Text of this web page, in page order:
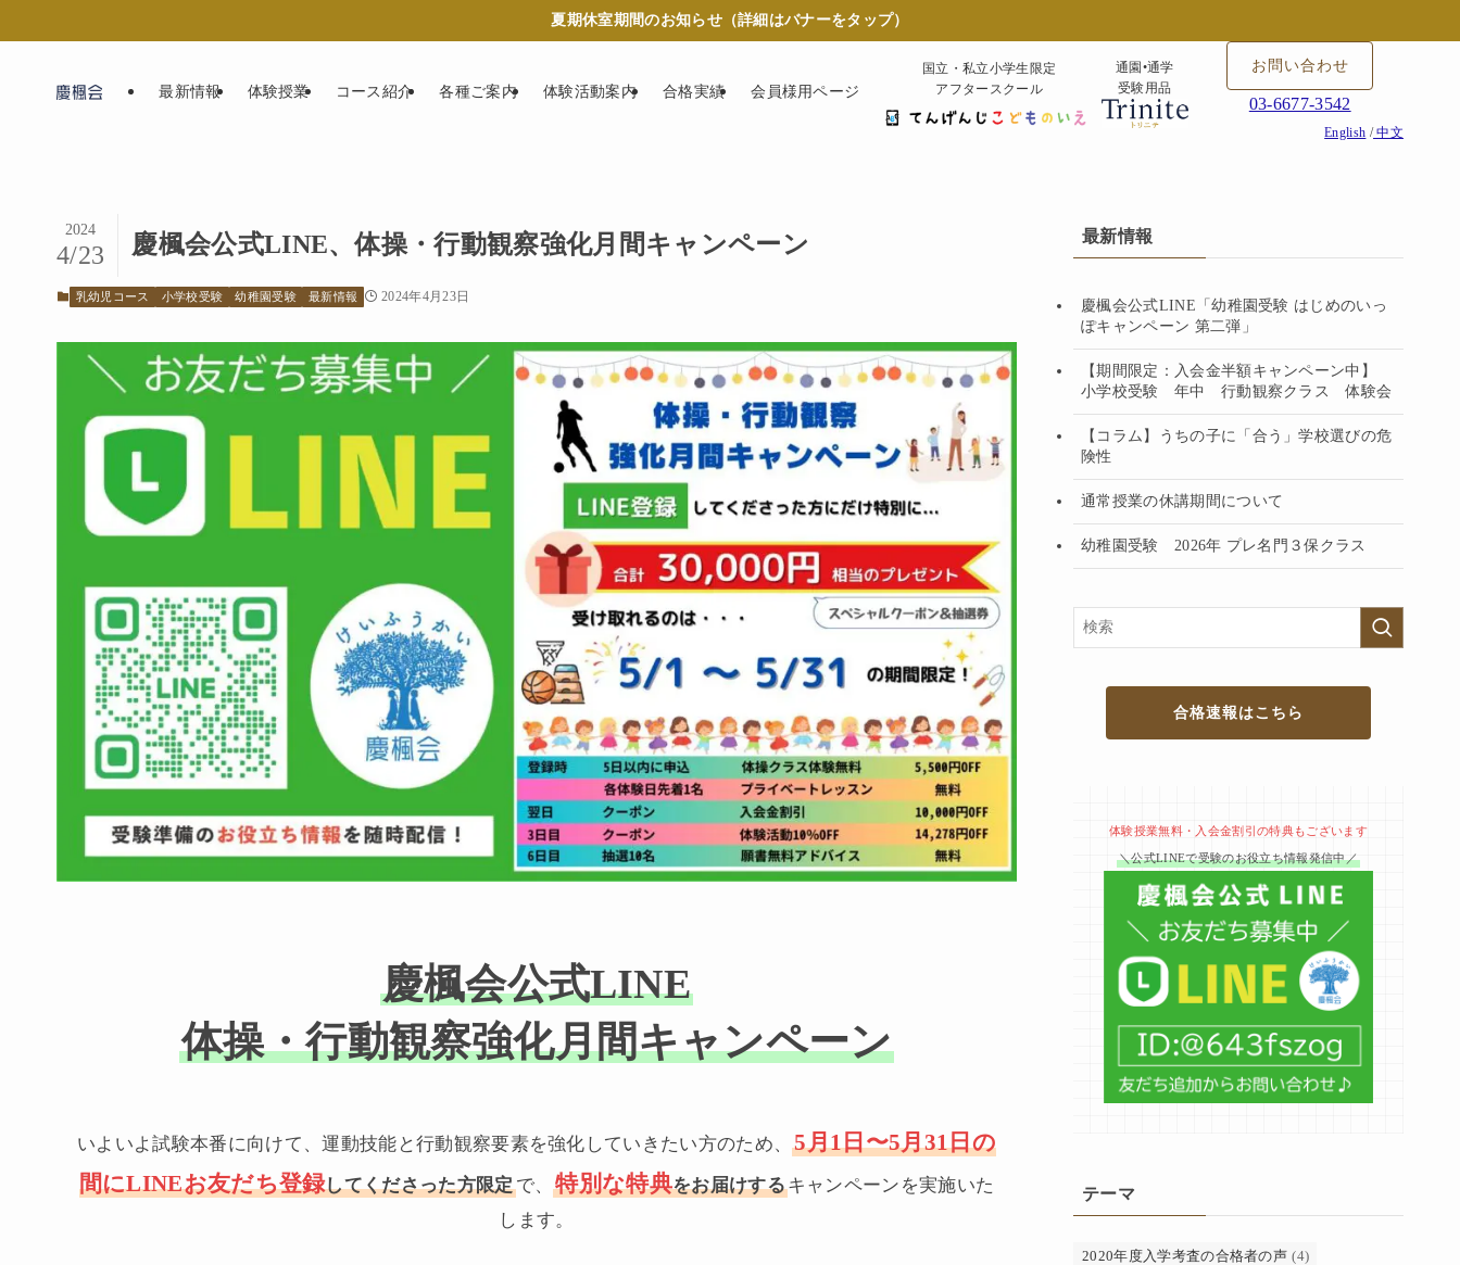
夏期休室期間のお知らせ（詳細はバナーをタップ）
最新情報 体験授業 コース紹介 各種ご案内 体験活動案内 合格実績 会員様用ページ
国立・私立小学生限定
アフタースクール
通園•通学
受験用品
お問い合わせ
03-6677-3542
English /中文
慶楓会公式LINE、体操・行動観察強化月間キャンペーン
2024
4/23
乳幼児コース 小学校受験 幼稚園受験 最新情報 2024年4月23日
慶楓会公式LINE
体操・行動観察強化月間キャンペーン
いよいよ試験本番に向けて、運動技能と行動観察要素を強化していきたい方のため、5月1日〜5月31日の
間にLINEお友だち登録してくださった方限定で、特別な特典をお届けするキャンペーンを実施いた
します。
最新情報
慶楓会公式LINE「幼稚園受験 はじめのいっ
ぽキャンペーン 第二弾」
【期間限定：入会金半額キャンペーン中】
小学校受験 年中 行動観察クラス 体験会
【コラム】うちの子に「合う」学校選びの危
険性
通常授業の休講期間について
幼稚園受験 2026年 プレ名門３保クラス
合格速報はこちら
体験授業無料・入会金割引の特典もございます
＼公式LINEで受験のお役立ち情報発信中／
テーマ
2020年度入学考査の合格者の声 (4)